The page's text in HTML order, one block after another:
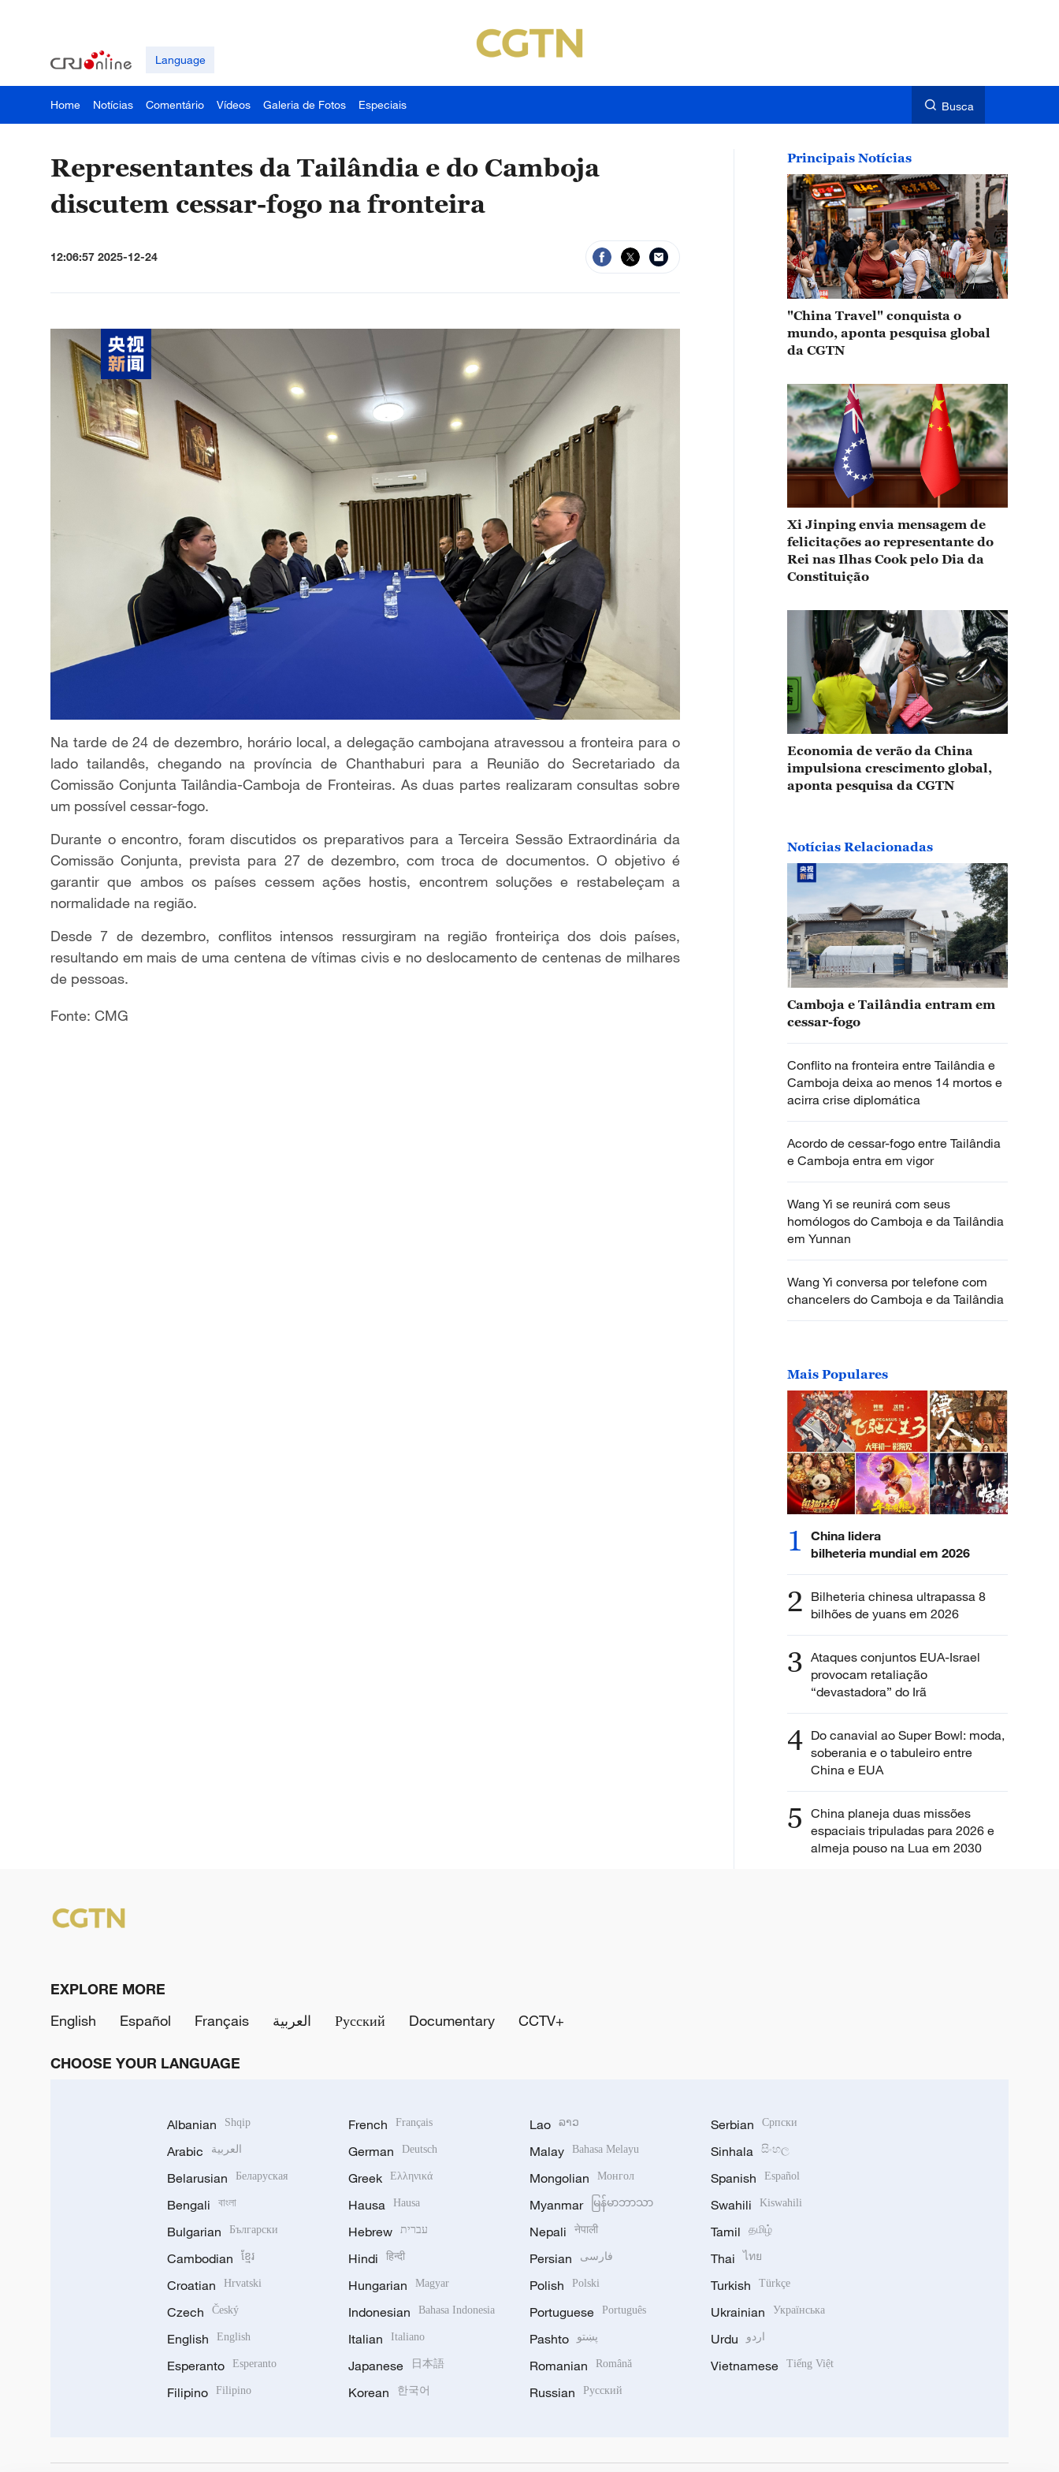
Language
Home Notícias Comentário Vídeos Galeria de Fotos Especiais Busca
Representantes da Tailândia e do Camboja
discutem cessar-fogo na fronteira
12:06:57 2025-12-24
Na tarde de 24 de dezembro, horário local, a delegação cambojana atravessou a fronteira para o
lado tailandês, chegando na província de Chanthaburi para a Reunião do Secretariado da
Comissão Conjunta Tailândia-Camboja de Fronteiras. As duas partes realizaram consultas sobre
um possível cessar-fogo.
Durante o encontro, foram discutidos os preparativos para a Terceira Sessão Extraordinária da
Comissão Conjunta, prevista para 27 de dezembro, com troca de documentos. O objetivo é
garantir que ambos os países cessem ações hostis, encontrem soluções e restabeleçam a
normalidade na região.
Desde 7 de dezembro, conflitos intensos ressurgiram na região fronteiriça dos dois países,
resultando em mais de uma centena de vítimas civis e no deslocamento de centenas de milhares
de pessoas.
Fonte: CMG
Principais Notícias
"China Travel" conquista o
mundo, aponta pesquisa global
da CGTN
Xi Jinping envia mensagem de
felicitações ao representante do
Rei nas Ilhas Cook pelo Dia da
Constituição
Economia de verão da China
impulsiona crescimento global,
aponta pesquisa da CGTN
Notícias Relacionadas
Camboja e Tailândia entram em
cessar-fogo
Conflito na fronteira entre Tailândia e
Camboja deixa ao menos 14 mortos e
acirra crise diplomática
Acordo de cessar-fogo entre Tailândia
e Camboja entra em vigor
Wang Yi se reunirá com seus
homólogos do Camboja e da Tailândia
em Yunnan
Wang Yi conversa por telefone com
chancelers do Camboja e da Tailândia
Mais Populares
1
China lidera
bilheteria mundial em 2026
2 Bilheteria chinesa ultrapassa 8
bilhões de yuans em 2026
3 Ataques conjuntos EUA-Israel
provocam retaliação
“devastadora” do Irã
4 Do canavial ao Super Bowl: moda,
soberania e o tabuleiro entre
China e EUA
5 China planeja duas missões
espaciais tripuladas para 2026 e
almeja pouso na Lua em 2030
EXPLORE MORE
English
Español Français العربية Русский Documentary CCTV+
CHOOSE YOUR LANGUAGE
Albanian Shqip
Arabic العربية
Belarusian Беларуская
Bengali বাংলা
Bulgarian Български
Cambodian ខ្មែរ
Croatian Hrvatski
Czech Český
English English
Esperanto Esperanto
Filipino Filipino
French Français
German Deutsch
Greek Ελληνικά
Hausa Hausa
Hebrew עברית
Hindi हिन्दी
Hungarian Magyar
Indonesian Bahasa Indonesia
Italian Italiano
Japanese 日本語
Korean 한국어
Lao ລາວ
Malay Bahasa Melayu
Mongolian Монгол
Myanmar မြန်မာဘာသာ
Nepali नेपाली
Persian فارسی
Polish Polski
Portuguese Português
Pashto پښتو
Romanian Română
Russian Русский
Serbian Српски
Sinhala සිංහල
Spanish Español
Swahili Kiswahili
Tamil தமிழ்
Thai ไทย
Turkish Türkçe
Ukrainian Українська
Urdu اردو
Vietnamese Tiếng Việt